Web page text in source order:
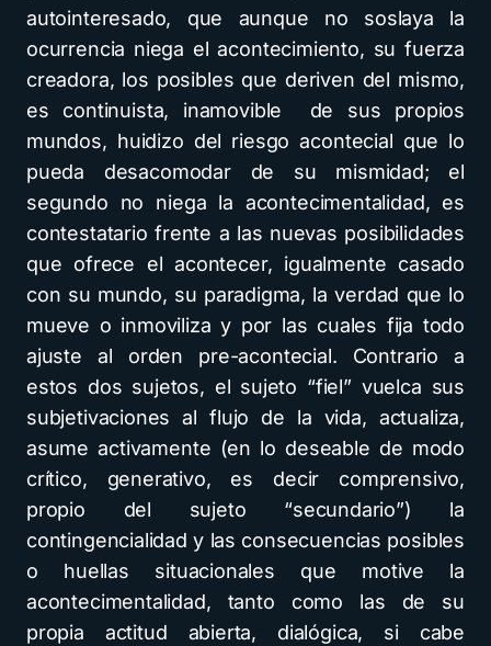
autointeresado, que aunque no soslaya la
ocurrencia niega el acontecimiento, su fuerza
creadora, los posibles que deriven del mismo,
es continuista, inamovible de sus propios
mundos, huidizo del riesgo acontecial que lo
pueda desacomodar de su mismidad; el
segundo no niega la acontecimentalidad, es
contestatario frente a las nuevas posibilidades
que ofrece el acontecer, igualmente casado
con su mundo, su paradigma, la verdad que lo
mueve o inmoviliza y por las cuales fija todo
ajuste al orden pre-acontecial. Contrario a
estos dos sujetos, el sujeto “fiel” vuelca sus
subjetivaciones al flujo de la vida, actualiza,
asume activamente (en lo deseable de modo
crítico, generativo, es decir comprensivo,
propio del sujeto “secundario”) la
contingencialidad y las consecuencias posibles
o huellas situacionales que motive la
acontecimentalidad, tanto como las de su
propia actitud abierta, dialógica, si cabe